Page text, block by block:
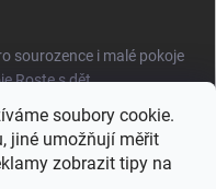
soubory cookie.
jiné umožňují měřit
zobrazit tipy na
sourozence i malé pokoje
Roste s dět...
pro malé prostory i
živo...